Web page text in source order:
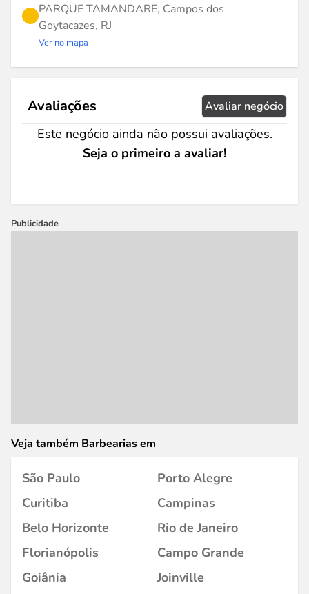
PARQUE TAMANDARE, Campos dos
Goytacazes, RJ
Ver no mapa
Avaliações Avaliar negócio
Este negócio ainda não possui avaliações.
Seja o primeiro a avaliar!
Publicidade
Veja também Barbearias em
São Paulo
Porto Alegre
Curitiba
Campinas
Belo Horizonte
Rio de Janeiro
Florianópolis
Campo Grande
Goiânia
Joinville